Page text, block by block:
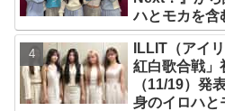
ハとモカを含
プ！ デビュ
なりの大ヒッ
ILLIT（アイ
紅白歌合戦」
（11/19）発
身のイロハと